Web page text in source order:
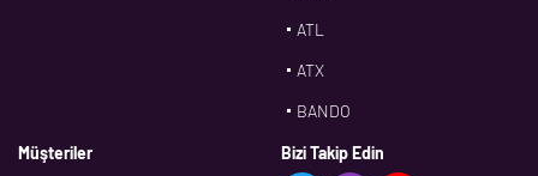
ATL
ATX
BANDO
BMS
Müşteriler
Bizi Takip Edin